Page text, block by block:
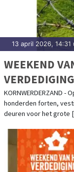
13 april 2026, 14:31
WEEKEND
KORNWERDERZAND -
honderden forten,
deuren voor het grote